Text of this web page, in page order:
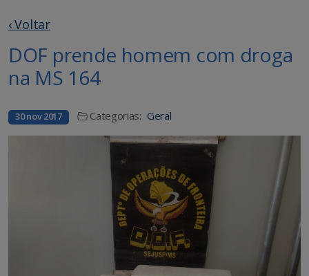
‹ Voltar
DOF prende homem com droga
na MS 164
30 nov 2017 Categorias: Geral